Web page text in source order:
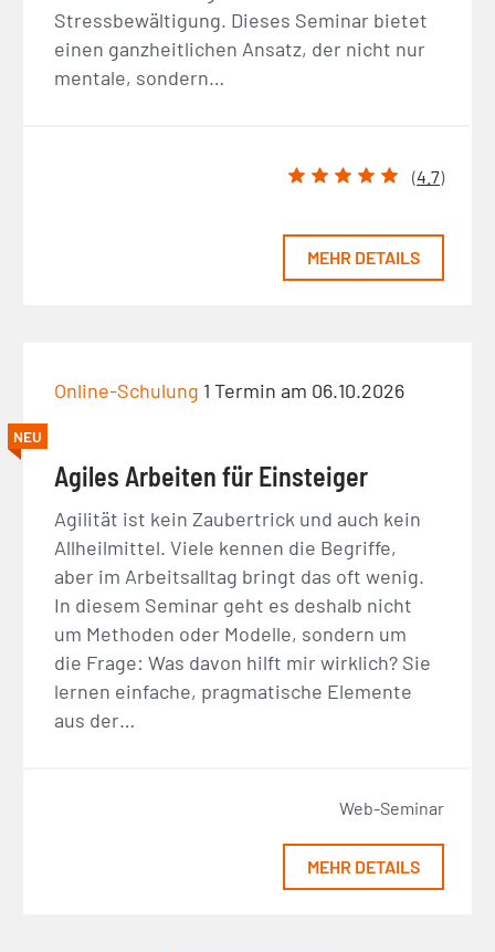
Stressbewältigung. Dieses Seminar bietet
einen ganzheitlichen Ansatz, der nicht nur
mentale, sondern…
(4.7)
MEHR DETAILS
Online-Schulung 1 Termin am 06.10.2026
NEU
Agiles Arbeiten für Einsteiger
Agilität ist kein Zaubertrick und auch kein
Allheilmittel. Viele kennen die Begriffe,
aber im Arbeitsalltag bringt das oft wenig.
In diesem Seminar geht es deshalb nicht
um Methoden oder Modelle, sondern um
die Frage: Was davon hilft mir wirklich? Sie
lernen einfache, pragmatische Elemente
aus der…
Web-Seminar
MEHR DETAILS